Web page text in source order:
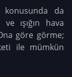
da
ve ışığın hava
göre görme;
ile mümkün